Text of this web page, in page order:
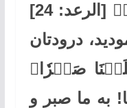
عَلَيۡكُم بِمَا صَبَرۡتُمۡۚ﴾ [الرعد: 24]
درودتان
صَبۡرٗا﴾
به ما صبر و